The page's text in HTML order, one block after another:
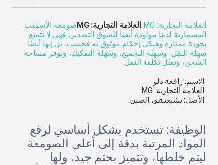
العلامة التجارية: MG العلامة التجارية: MG
صومعة الأسمنت
المسمارية لدينا مولودة أيضًا للسوق التصدير، فهي لا تتمتع
بجودة ممتازة وهيكل إحكام موثوق به فحسب، بل إنها أيضًا
سهلة النقل، وسهلة التجميع، وسهلة التفكيك، وتوفر مساحة
الشحن، وتقلل تكلفة النقل.
الاسم: رافعة دلو
العلامة التجارية: MG
الأصل: تشنغتشو، الصين
الوظيفة: تستخدم بشكل أساسي لرفع
المواد المرتبة بدقة إلى أعلى الصومعة
ليتم خلطها، وتتميز بختم جيد، ولها